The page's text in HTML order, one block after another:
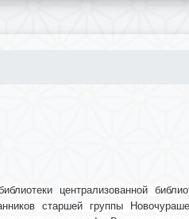
централизованной
старшей группы